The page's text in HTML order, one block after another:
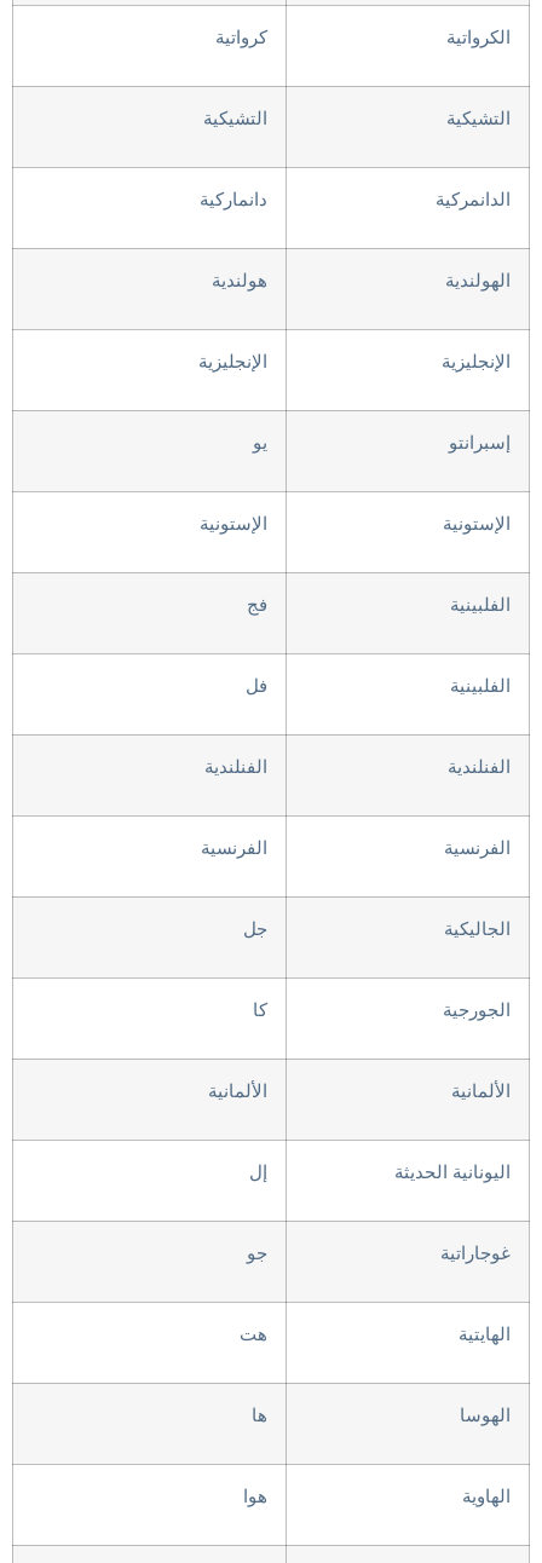
الكرواتية كرواتية
التشيكية التشيكية
الدانمركية دانماركية
الهولندية هولندية
الإنجليزية الإنجليزية
إسبرانتو يو
الإستونية الإستونية
الفلبينية فج
الفلبينية فل
الفنلندية الفنلندية
الفرنسية الفرنسية
الجاليكية جل
الجورجية كا
الألمانية الألمانية
اليونانية الحديثة إل
غوجاراتية جو
الهايتية هت
الهوسا ها
الهاوية هوا